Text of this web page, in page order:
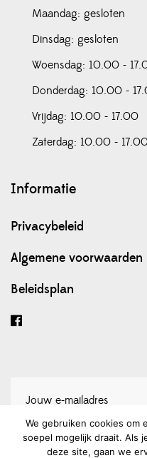
Maandag: gesloten
Dinsdag: gesloten
Woensdag: 10.00 -
Donderdag: 10.00 -
Vrijdag: 10.00 - 17.00
Zaterdag: 10.00 -
Informatie
Privacybeleid
Algemene voorwaarden
Beleidsplan
Schrijf je in
We gebruiken cookies om
soepel mogelijk draait. Als
deze site, gaan we